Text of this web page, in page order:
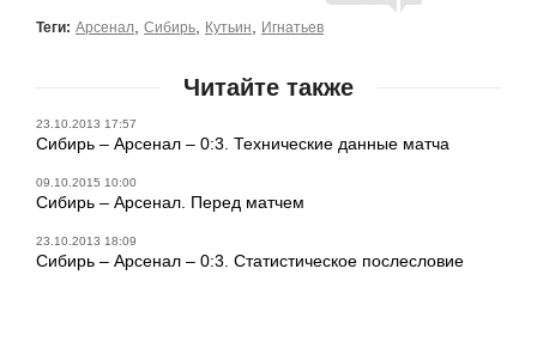
Теги: Арсенал Сибирь Кутьин Игнатьев
Читайте также
23.10.2013 17:57
Сибирь – Арсенал – 0:3. Технические данные матча
09.10.2015 10:00
Сибирь – Арсенал. Перед матчем
23.10.2013 18:09
Сибирь – Арсенал – 0:3. Статистическое послесловие